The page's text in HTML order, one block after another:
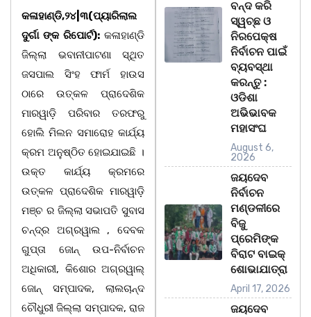
କଳାହାଣ୍ଡି,୨୪|୩(ପ୍ୟାରିଲାଲ
ଦୁର୍ଗା ଙ୍କ ରିପୋର୍ଟ): କଳାହାଣ୍ଡି
ଜିଲ୍ଲା ଭବାନୀପାଟଣା ସ୍ଥିତ
ଜସପାଲ ସିଂହ ଫାର୍ମ ହାଉସ
ଠାରେ ଉତ୍କଳ ପ୍ରାଦେଶିକ
ମାରୱାଡ଼ି ପରିବାର ତରଫରୁ
ହୋଲି ମିଲନ ସମାରୋହ କାର୍ଯ୍ୟ
କ୍ରମ ଅନୁଷ୍ଠିତ ହୋଇଯାଇଛି ।
ଉକ୍ତ କାର୍ଯ୍ୟ କ୍ରମରେ
ଉତ୍କଳ ପ୍ରାଦେଶିକ ମାରୱାଡ଼ି
ମଞ୍ଚ ର ଜିଲ୍ଲା ସଭାପତି ସୁବାସ
ଚନ୍ଦ୍ର ଅଗ୍ରୱାଲ , ଦେବକ
ଗୁପ୍ତା ଜୋନ୍ ଉପ-ନିର୍ବାଚନ
ଅଧିକାରୀ, କିଶୋର ଅଗ୍ରୱାଲ୍
ଜୋନ୍ ସମ୍ପାଦକ, ଲାଲଚାନ୍ଦ
ଚୌଧୁରୀ ଜିଲ୍ଲା ସମ୍ପାଦକ, ରାଜ
ବନ୍ଦ କରି
ସ୍ୱଚ୍ଛ ଓ
ନିରପେକ୍ଷ
ନିର୍ବାଚନ ପାଇଁ
ବ୍ୟବସ୍ଥା
କରନ୍ତୁ :
ଓଡିଶା
ଅଭିଭାବକ
ମହାସଂଘ
August 6,
2026
ଜୟଦେବ
ନିର୍ବାଚନ
ମଣ୍ଡଳୀରେ
ବିଜୁ
ପ୍ରେମିଙ୍କ
ବିରାଟ ବାଇକ୍
ଶୋଭାଯାତ୍ରା
April 17, 2026
ଜୟଦେବ